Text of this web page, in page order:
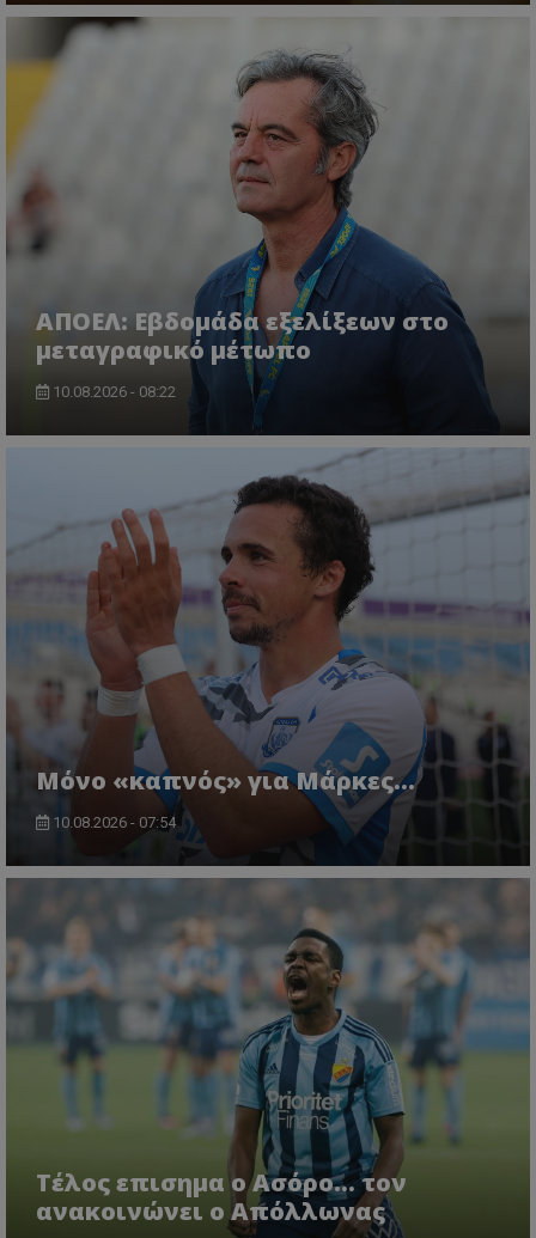
ΑΠΟΕΛ: Εβδομάδα εξελίξεων στο
μεταγραφικό μέτωπο
10.08.2026 - 08:22
Μόνο «καπνός» για Μάρκες…
10.08.2026 - 07:54
Tέλος επισημα ο Ασόρο... τον
ανακοινώνει ο Απόλλωνας